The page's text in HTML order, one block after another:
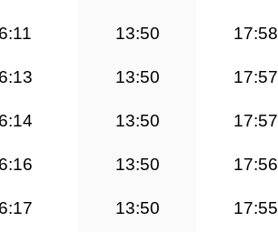
13:50 17:58
13:50 17:57
13:50 17:57
13:50 17:56
13:50 17:55